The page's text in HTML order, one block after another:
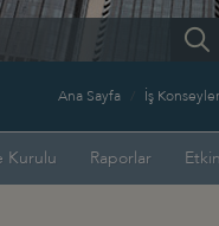
Ana Sayfa İş
Kurulu Raporlar